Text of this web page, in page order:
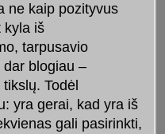
ne kaip pozityvus
kyla iš
tarpusavio
blogiau –
Todėl
yra gerai, kad yra iš
gali pasirinkti,